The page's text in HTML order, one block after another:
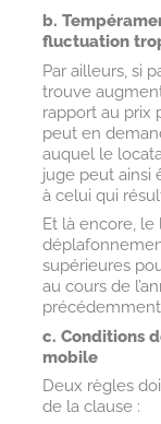
b.
fluctuation
Par ailleurs, si
trouve
rapport au prix
peut en
auquel le
juge peut ainsi
à celui qui
Et là encore,
supérieures
au cours de
c. Conditions
mobile
Deux règles
de la clause :